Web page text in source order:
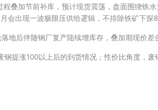
叠加节前补库，预计现货震荡，盘面围绕铁
会出现一波极限压供给逻辑，不排除铁矿下
地后伴随钢厂复产陆续增库存，叠加期现价差
提涨100以上后的到货情况；性价比角度，